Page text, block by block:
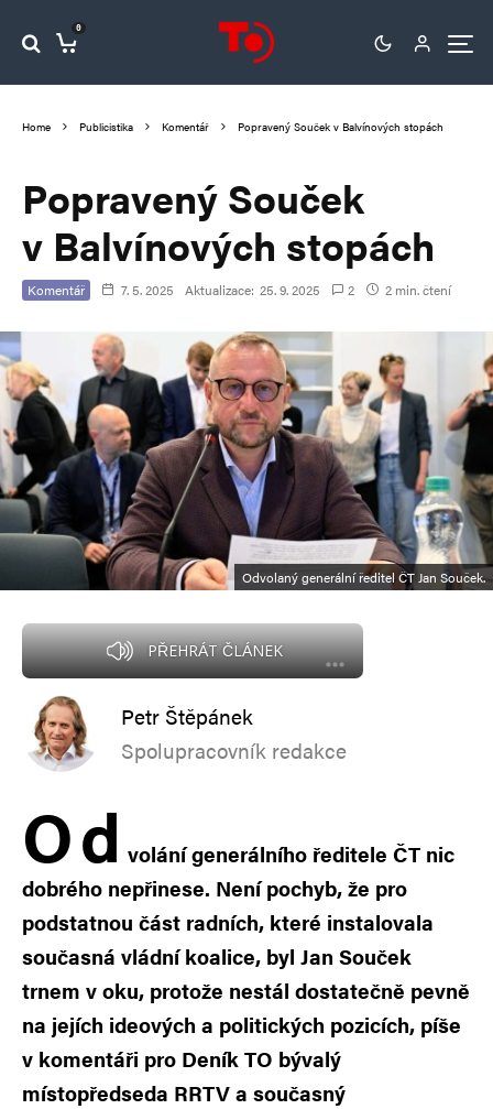
0
Home Publicistika Komentář Popravený Souček v Balvínových stopách
Popravený Souček
v Balvínových stopách
Komentář 7. 5. 2025 Aktualizace: 25. 9. 2025 2 2 min. čtení
Odvolaný generální ředitel ČT Jan Souček.
PŘEHRÁT ČLÁNEK
Petr Štěpánek
Spolupracovník redakce
Od volání generálního ředitele ČT nic
dobrého nepřinese. Není pochyb, že pro
podstatnou část radních, které instalovala
současná vládní koalice, byl Jan Souček
trnem v oku, protože nestál dostatečně pevně
na jejích ideových a politických pozicích, píše
v komentáři pro Deník TO bývalý
místopředseda RRTV a současný